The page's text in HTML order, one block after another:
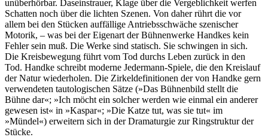
unüberhörbar. Daseinstrauer, Klage über die Vergeblichkeit werfen
Schatten noch über die lichten Szenen. Von daher rührt die vor
allem bei den Stücken auffällige Antriebsschwäche szenischer
Motorik, – was bei der Eigenart der Bühnenwerke Handkes kein
Fehler sein muß. Die Werke sind statisch. Sie schwingen in sich.
Die Kreisbewegung führt vom Tod durchs Leben zurück in den
Tod. Handke schreibt moderne Jedermann-Spiele, die den Kreislauf
der Natur wiederholen. Die Zirkeldefinitionen der von Handke gern
verwendeten tautologischen Sätze (»Das Bühnenbild stellt die
Bühne dar«; »Ich möcht ein solcher werden wie einmal ein anderer
gewesen ist« in »Kaspar«; »Die Katze tut, was sie tut« im
»Mündel«) erweitern sich in der Dramaturgie zur Ringstruktur der
Stücke.